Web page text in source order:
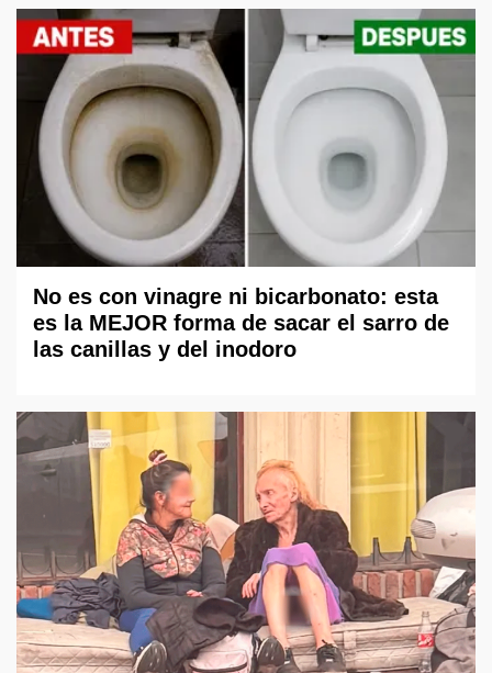
No es con vinagre ni bicarbonato: esta
es la MEJOR forma de sacar el sarro de
las canillas y del inodoro